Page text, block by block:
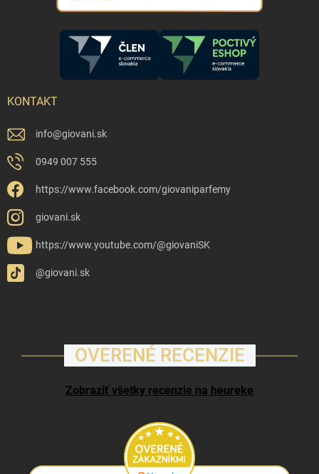
KONTAKT
info@giovani.sk
0949 007 555
https://www.facebook.com/giovaniparfemy
giovani.sk
https://www.youtube.com/@giovaniSK
@giovani.sk
OVERENÉ RECENZIE
Zobraziť všetky recenzie na heureke